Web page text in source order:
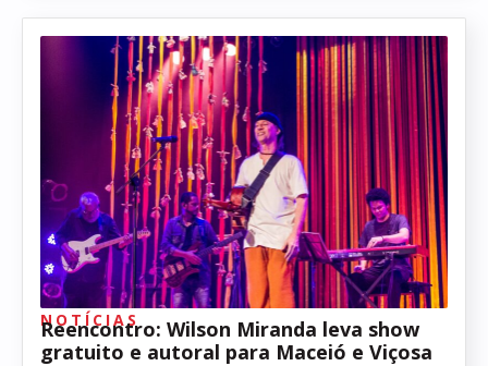
NOTÍCIAS
Reencontro: Wilson Miranda leva show
gratuito e autoral para Maceió e Viçosa